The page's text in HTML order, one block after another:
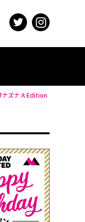
ナズナ A Edition